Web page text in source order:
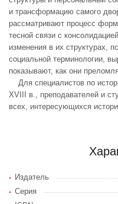
и трансформацию самого
рассматривают процесс
тесной связи с
изменения в их структурах,
социальной терминологии,
показывают, как они
Для специалистов по
XVIII в., преподавателей и
всех, интересующихся
Издатель
Серия